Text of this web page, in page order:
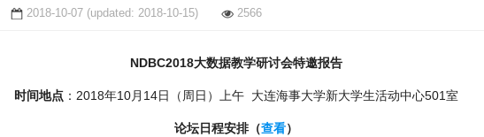
2018-10-07 (updated: 2018-10-15) 2566
NDBC2018大数据教学研讨会特邀报告
时间地点：2018年10月14日（周日）上午 大连海事大学新大学生活动中心501室
论坛日程安排（查看）